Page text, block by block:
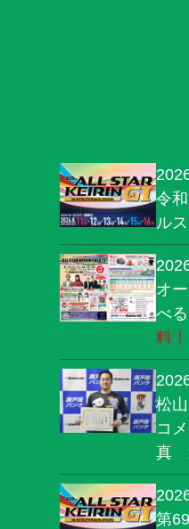
令
ル
オ
べ
料！
松
コ
真
第